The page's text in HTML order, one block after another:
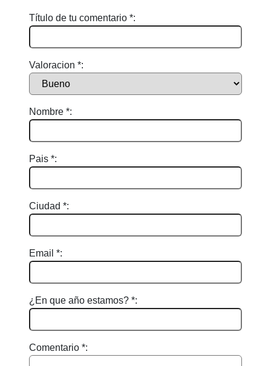
Título de tu comentario *:
Valoracion *:
Nombre *:
Pais *:
Ciudad *:
Email *:
¿En que año estamos? *:
Comentario *: